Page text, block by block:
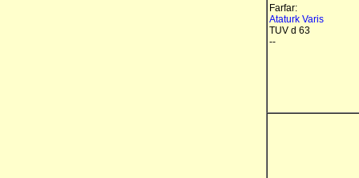
Farfar:
Ataturk Varis
TUV d 63
--